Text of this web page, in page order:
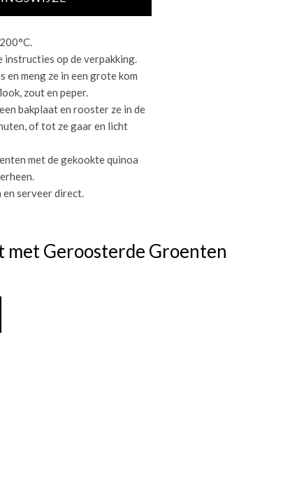
instructies op de verpakking.
en meng ze in een grote kom
zout en peper.
bakplaat en rooster ze in de
of tot ze gaar en licht
met de gekookte quinoa
en serveer direct.
Geroosterde Groenten